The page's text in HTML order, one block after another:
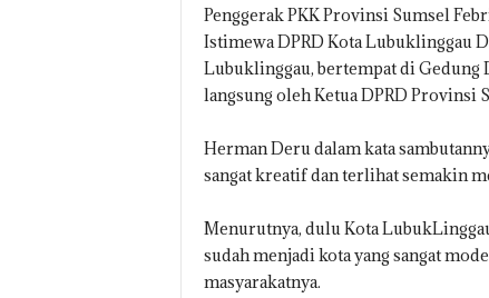
Penggerak PKK Provinsi Sumsel
Istimewa DPRD Kota Lubuklinggau
Lubuklinggau, bertempat di Gedung
langsung oleh Ketua DPRD Provinsi
Herman Deru dalam kata
sangat kreatif dan terlihat semakin
Menurutnya, dulu Kota
sudah menjadi kota yang sangat
masyarakatnya.